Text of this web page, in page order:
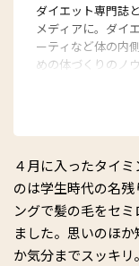
ダイエット専門誌
メディアに。ダイ
ーティなど体の内
めの体づくりのノ
もに、編集部員も
４月に入ったタイ
のは学生時代の名
ングで髪の毛をセ
ました。思いのほ
か気分までスッキ